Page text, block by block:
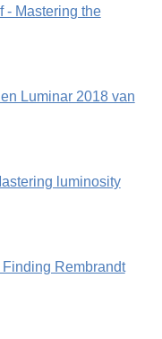
- Mastering the
Luminar 2018 van
luminosity
Rembrandt